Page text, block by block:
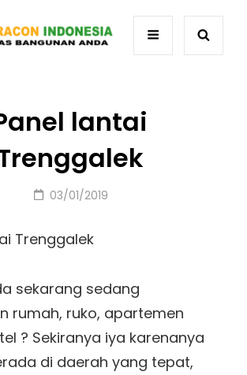
lantai
Posted
03/01/2019
sekarang sedang
rumah, ruko, apartemen
? Sekiranya iya karenanya
di daerah yang tepat,